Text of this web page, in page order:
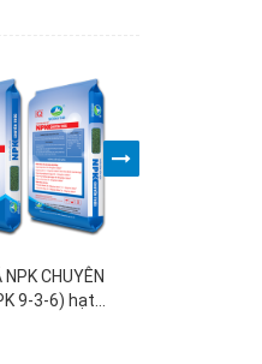
CHUYÊN
9-3-6) hạt